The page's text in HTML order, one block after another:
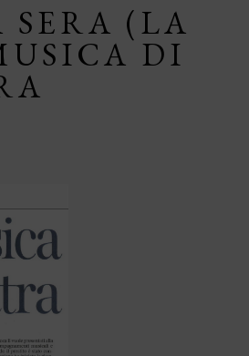
SERA (LA
DI